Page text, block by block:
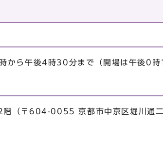
から午後4時30分まで（開場は午後0時
（〒604-0055 京都市中京区堀川通二